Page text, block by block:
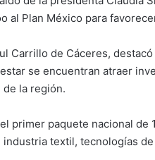
al Plan México para
Carrillo de Cáceres,
se encuentran atraer
la región.
primer paquete nacional
textil, tecnologías